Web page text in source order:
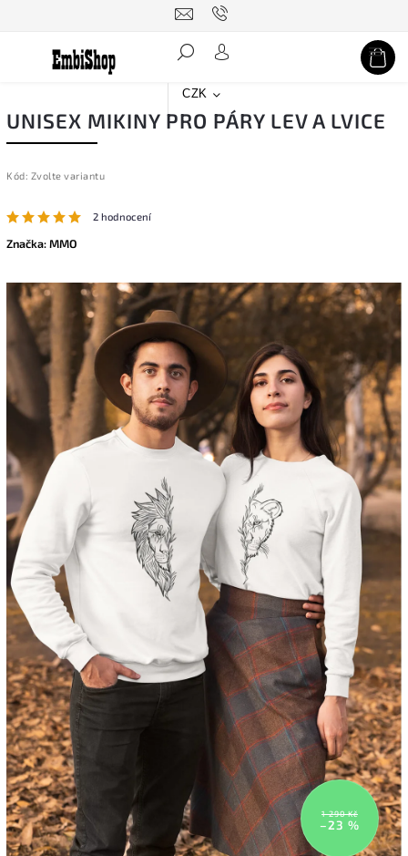
CZK
Hledat
UNISEX MIKINY PRO PÁRY LEV A LVICE
Kód: Zvolte variantu
2 hodnocení
Značka:MMO
1 290 Kč
–23 %